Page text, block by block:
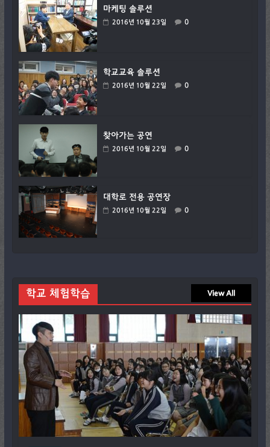
마케팅 솔루션
2016년 10월 23일 0
학교교육 솔루션
2016년 10월 22일 0
찾아가는 공연
2016년 10월 22일 0
대학로 전용 공연장
2016년 10월 22일 0
학교 체험학습 View All